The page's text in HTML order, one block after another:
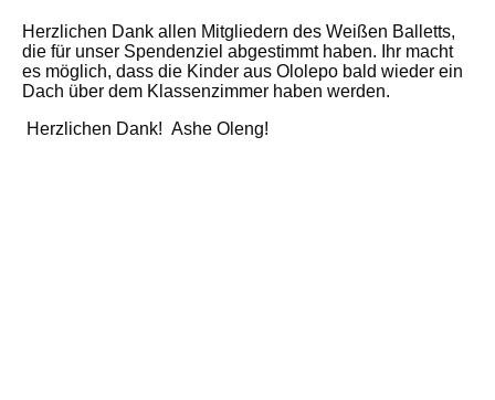
Herzlichen Dank allen Mitgliedern des Weißen Balletts,
die für unser Spendenziel abgestimmt haben. Ihr macht
es möglich, dass die Kinder aus Ololepo bald wieder ein
Dach über dem Klassenzimmer haben werden.
Herzlichen Dank! Ashe Oleng!